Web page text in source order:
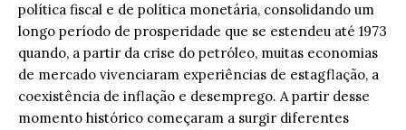
política fiscal e de política monetária, consolidando um
longo período de prosperidade que se estendeu até 1973
quando, a partir da crise do petróleo, muitas economias
de mercado vivenciaram experiências de estagflação, a
coexistência de inflação e desemprego. A partir desse
momento histórico começaram a surgir diferentes